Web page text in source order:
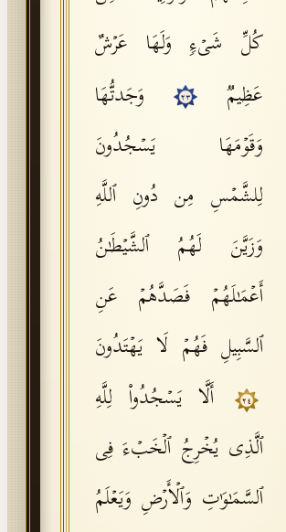
Tajweed Guide
Font Edition Tester
كُلِّ شَیۡءࣲ وَلَهَا عَرۡشٌ
عَظِیمࣱ
٢٣
وَجَدتُّهَا
وَقَوۡمَهَا یَسۡجُدُونَ
لِلشَّمۡسِ مِن دُونِ ٱللَّهِ
وَزَیَّنَ لَهُمُ ٱلشَّیۡطَـٰنُ
أَعۡمَـٰلَهُمۡ فَصَدَّهُمۡ عَنِ
ٱلسَّبِیلِ فَهُمۡ لَا یَهۡتَدُونَ
٢٤
أَلَّا یَسۡجُدُوا۟ لِلَّهِ
ٱلَّذِی یُخۡرِجُ ٱلۡخَبۡءَ فِی
ٱلسَّمَـٰوَ ٰ⁠تِ وَٱلۡأَرۡضِ وَیَعۡلَمُ